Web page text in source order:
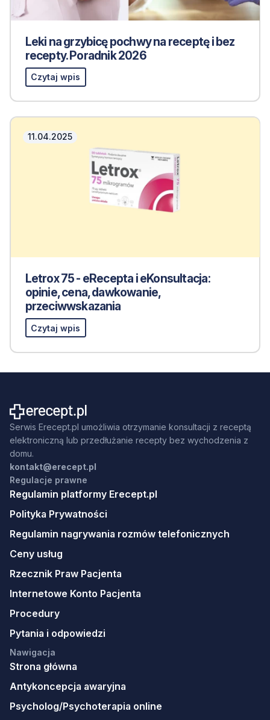
Leki na grzybicę pochwy na receptę i bez
recepty. Poradnik 2026
Czytaj wpis
11.04.2025
Letrox 75 - eRecepta i eKonsultacja:
opinie, cena, dawkowanie,
przeciwwskazania
Czytaj wpis
Serwis Erecept.pl umożliwia otrzymanie konsultacji z receptą
elektroniczną lub przedłużanie recepty bez wychodzenia z
domu.
kontakt@erecept.pl
Regulacje prawne
Regulamin platformy Erecept.pl
Polityka Prywatności
Regulamin nagrywania rozmów telefonicznych
Ceny usług
Rzecznik Praw Pacjenta
Internetowe Konto Pacjenta
Procedury
Pytania i odpowiedzi
Nawigacja
Strona główna
Antykoncepcja awaryjna
Psycholog/Psychoterapia online